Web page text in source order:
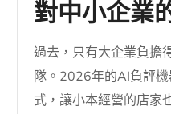
對中小企業
過去，只有大企業負擔
隊。2026年的AI負評
式，讓小本經營的店家